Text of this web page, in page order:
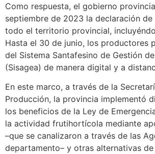
Como respuesta, el gobierno
septiembre de 2023 la declaración
todo el territorio provincial,
Hasta el 30 de junio, los productores
del Sistema Santafesino de Gestión
(Sisagea) de manera digital y a
En este marco, a través de la
Producción, la provincia implementó
los beneficios de la Ley de
la actividad frutihortícola mediante
–que se canalizaron a través de las
departamento– y otras alternativas